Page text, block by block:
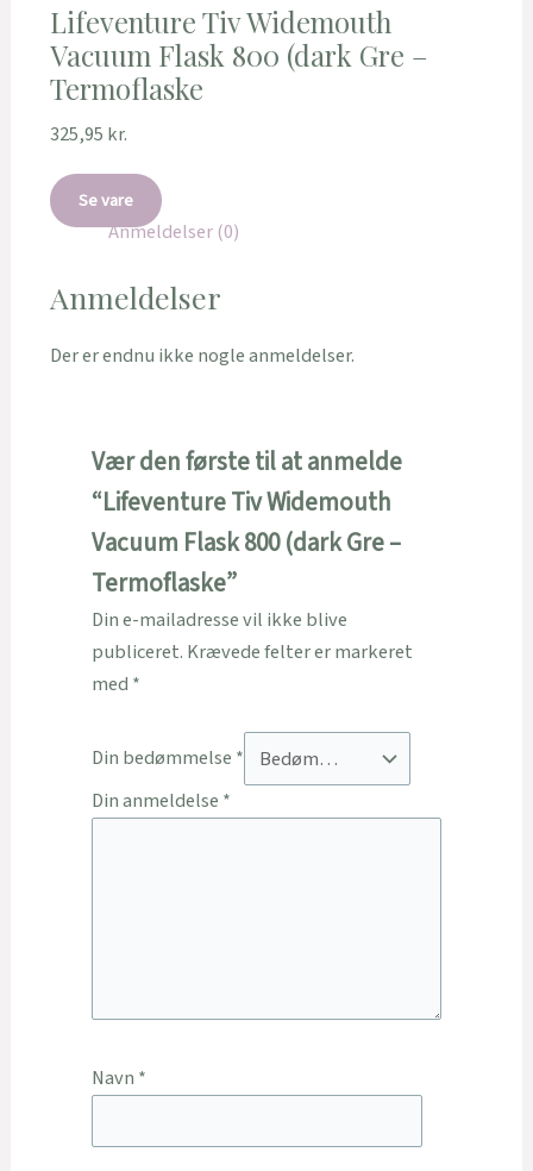
Lifeventure Tiv Widemouth
Vacuum Flask 800 (dark Gre –
Termoflaske
325,95 kr.
Se vare
Anmeldelser (0)
Anmeldelser
Der er endnu ikke nogle anmeldelser.
Vær den første til at anmelde
“Lifeventure Tiv Widemouth
Vacuum Flask 800 (dark Gre –
Termoflaske”
Din e-mailadresse vil ikke blive
publiceret. Krævede felter er markeret
med *
Din bedømmelse *
Din anmeldelse *
Navn *